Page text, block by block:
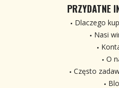
PRZYDATNE
Dlaczego
Nasi
O
Często